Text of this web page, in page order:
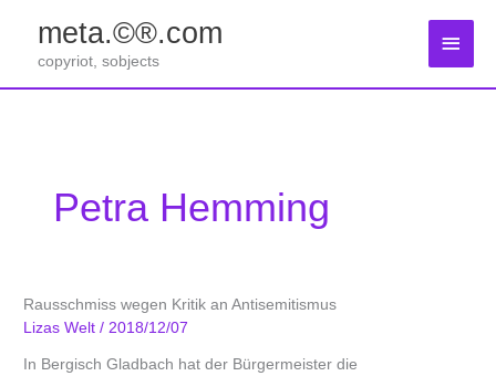
springen
meta.©®.com
copyriot, sobjects
Petra Hemming
Rausschmiss wegen Kritik an Antisemitismus
Lizas Welt/ 2018/12/07
In Bergisch Gladbach hat der Bürgermeister die